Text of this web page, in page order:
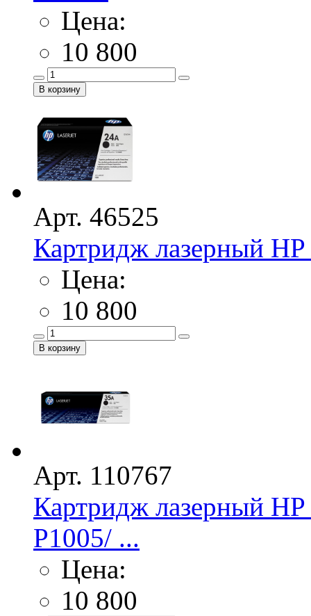
Цена:
10 800
Арт. 46525
Картридж лазерный
Цена:
10 800
Арт. 110767
Картридж лазерный
P1005/ ...
Цена:
10 800